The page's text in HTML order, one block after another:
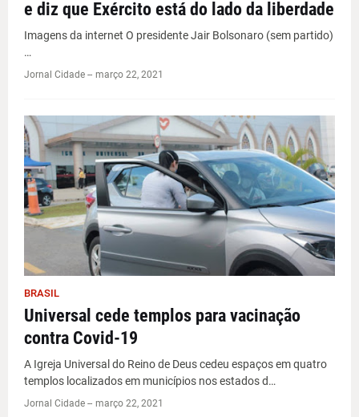
e diz que Exército está do lado da liberdade
Imagens da internet O presidente Jair Bolsonaro (sem partido)
…
Jornal Cidade -- março 22, 2021
BRASIL
Universal cede templos para vacinação
contra Covid-19
A Igreja Universal do Reino de Deus cedeu espaços em quatro
templos localizados em municípios nos estados d…
Jornal Cidade -- março 22, 2021